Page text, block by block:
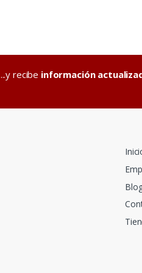
...y recibe información